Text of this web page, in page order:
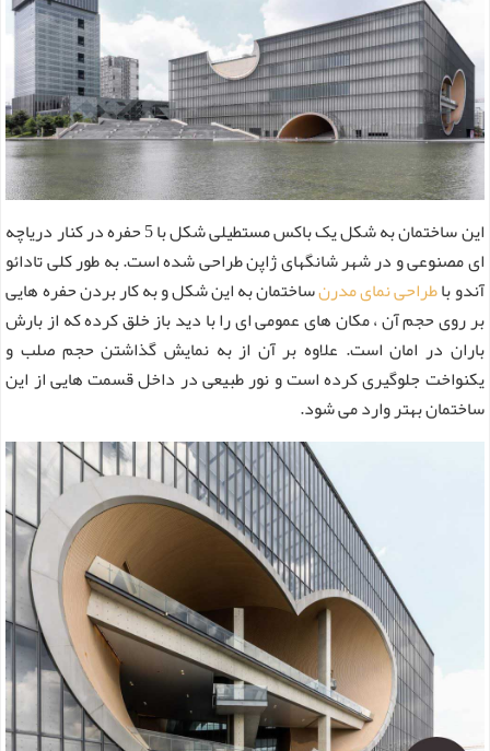
این ساختمان به شکل یک باکس مستطیلی شکل با 5 حفره در کنار دریاچه
ای مصنوعی و در شهر شانگهای ژاپن طراحی شده است. به طور کلی تادائو
آندو باطراحی نمای مدرنساختمان به این شکل و به کار بردن حفره هایی
بر روی حجم آن ، مکان های عمومی ای را با دید باز خلق کرده که از بارش
باران در امان است. علاوه بر آن از به نمایش گذاشتن حجم صلب و
یکنواخت جلوگیری کرده است و نور طبیعی در داخل قسمت هایی از این
ساختمان بهتر وارد می شود.